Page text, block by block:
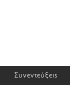
Συνεντεύξεις